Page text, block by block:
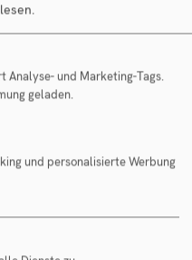
lesen.
und Marketing-Tags.
geladen.
und personalisierte Werbung